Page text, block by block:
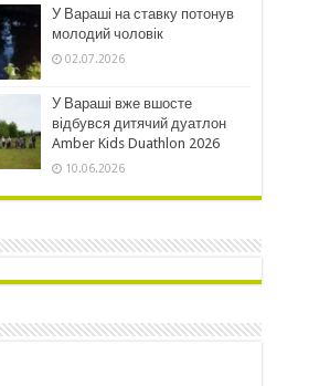
У Вараші на ставку потонув
молодий чоловік
02.07.2026
У Вараші вже вшосте
відбувся дитячий дуатлон
Amber Kids Duathlon 2026
10.06.2026